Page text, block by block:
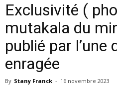
Exclusivité (
mutakala du
publié par l’une
enragée
By Stany Franck - 16 novembre 2023